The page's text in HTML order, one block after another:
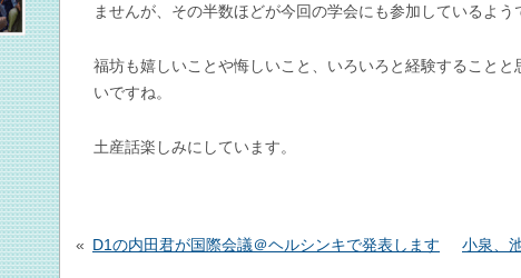
ませんが、その半数ほどが今回の学会にも参加しているよ
福坊も嬉しいことや悔しいこと、いろいろと経験すること
いですね。
土産話楽しみにしています。
稿 D1の内田君が国際会議＠ヘルシンキで発表します 小泉、